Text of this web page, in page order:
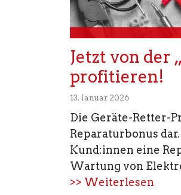
Jetzt von der
profitieren!
13. Januar 2026
Die Geräte-Retter-
Reparaturbonus
Kund:innen eine
Wartung von
>> Weiterlesen